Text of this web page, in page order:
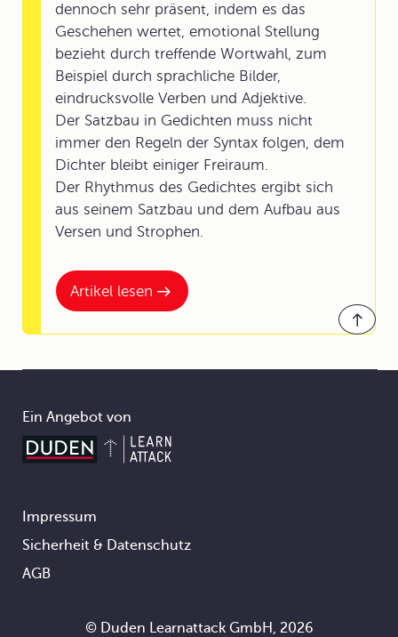
Artikel lesen
dennoch sehr präsent, indem es das
Geschehen wertet, emotional Stellung
bezieht durch treffende Wortwahl, zum
Beispiel durch sprachliche Bilder,
eindrucksvolle Verben und Adjektive.
Der Satzbau in Gedichten muss nicht
immer den Regeln der Syntax folgen, dem
Dichter bleibt einiger Freiraum.
Der Rhythmus des Gedichtes ergibt sich
aus seinem Satzbau und dem Aufbau aus
Versen und Strophen.
Ein Angebot von
Footer
Impressum
Sicherheit & Datenschutz
AGB
© Duden Learnattack GmbH, 2026